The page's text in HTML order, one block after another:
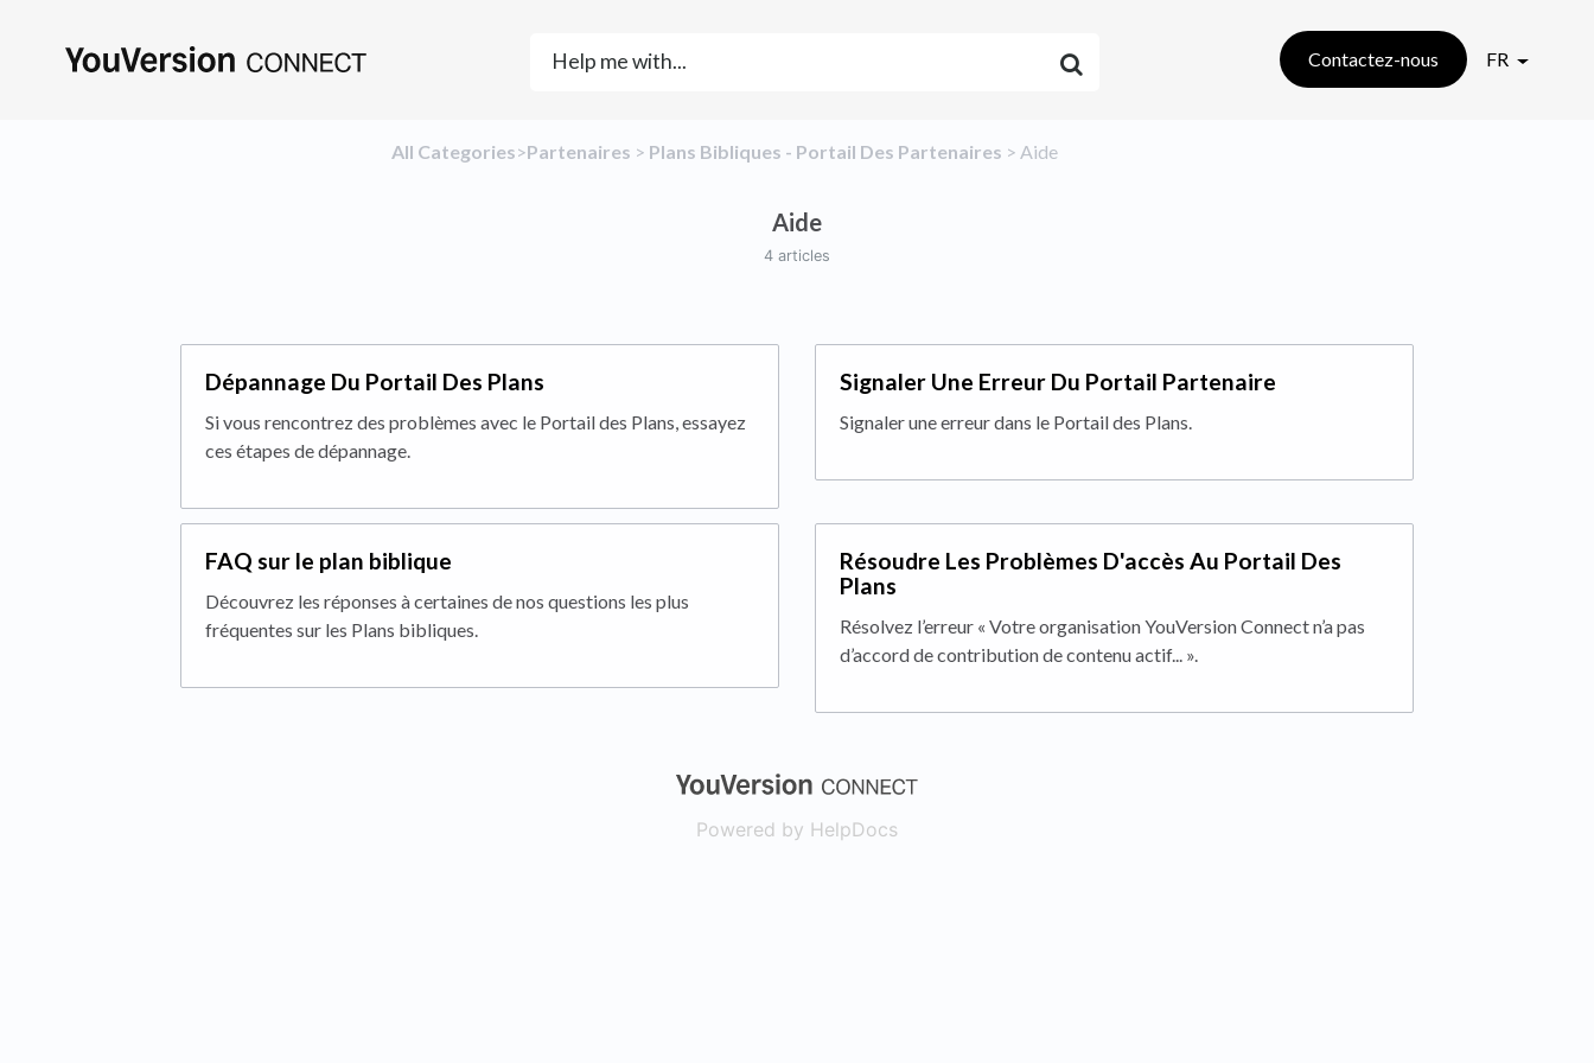
Contactez-nous FR
All Categories​>​​Partenaires ​ > ​ ​Plans Bibliques - Portail Des Partenaires ​ > ​ ​Aide
Aide
4 articles
Dépannage Du Portail Des Plans
Si vous rencontrez des problèmes avec le Portail des Plans, essayez
ces étapes de dépannage.
Signaler Une Erreur Du Portail Partenaire
Signaler une erreur dans le Portail des Plans.
FAQ sur le plan biblique
Découvrez les réponses à certaines de nos questions les plus
fréquentes sur les Plans bibliques.
Résoudre Les Problèmes D'accès Au Portail Des
Plans
Résolvez l’erreur « Votre organisation YouVersion Connect n’a pas
d’accord de contribution de contenu actif... ».
(opens in a new tab)
Powered by HelpDocs